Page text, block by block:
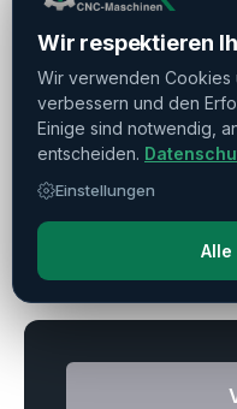
Maschinendaten
Späneföderer
Wir respektieren
Wir verwenden Cookies
verbessern und den
Einige sind notwendig,
entscheiden.
Einstellungen
Alle